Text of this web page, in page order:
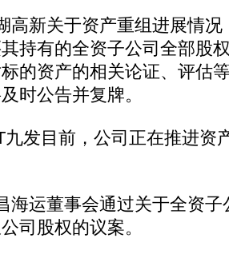
新关于资产重组进展情况
持有的全资子公司全部股
的资产的相关论证、评估
时公告并复牌。
目前，公司正在推进资
运董事会通过关于全资子
司股权的议案。